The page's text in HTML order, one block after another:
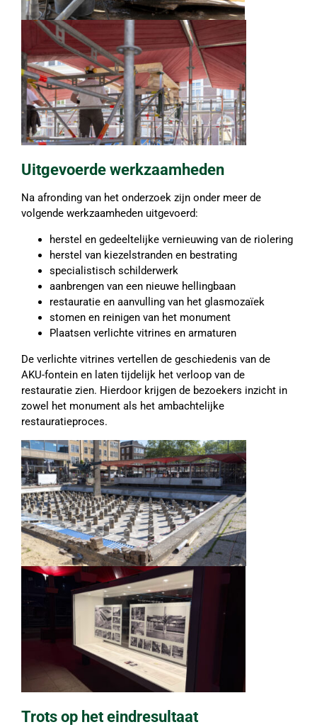
Uitgevoerde werkzaamheden
Na afronding van het onderzoek zijn onder meer de
volgende werkzaamheden uitgevoerd:
herstel en gedeeltelijke vernieuwing van de riolering
herstel van kiezelstranden en bestrating
specialistisch schilderwerk
aanbrengen van een nieuwe hellingbaan
restauratie en aanvulling van het glasmozaïek
stomen en reinigen van het monument
Plaatsen verlichte vitrines en armaturen
De verlichte vitrines vertellen de geschiedenis van de
AKU-fontein en laten tijdelijk het verloop van de
restauratie zien. Hierdoor krijgen de bezoekers inzicht in
zowel het monument als het ambachtelijke
restauratieproces.
Trots op het eindresultaat